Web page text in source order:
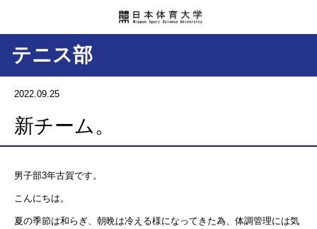
テニス部
2022.09.25
新チーム。
男子部3年古賀です。
こんにちは。
夏の季節は和らぎ、朝晩は冷える様になってきた為、体調管理には気